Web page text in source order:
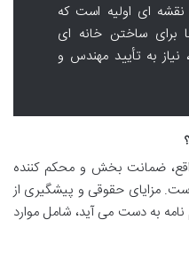
ای اولیه است که
برای ساختن خانه ای
به تأیید مهندس و
ضمانت بخش و محکم کننده
مزایای حقوقی و پیشگیری از
به دست می آید، شامل موارد